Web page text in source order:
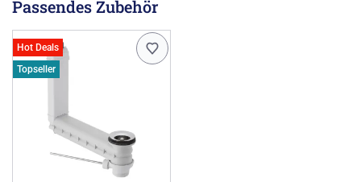
Passendes Zubehör
Hot Deals
Topseller